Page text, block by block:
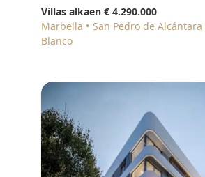
Villas alkaen € 4.290.000
Marbella
San Pedro de Alcántara
Blanco